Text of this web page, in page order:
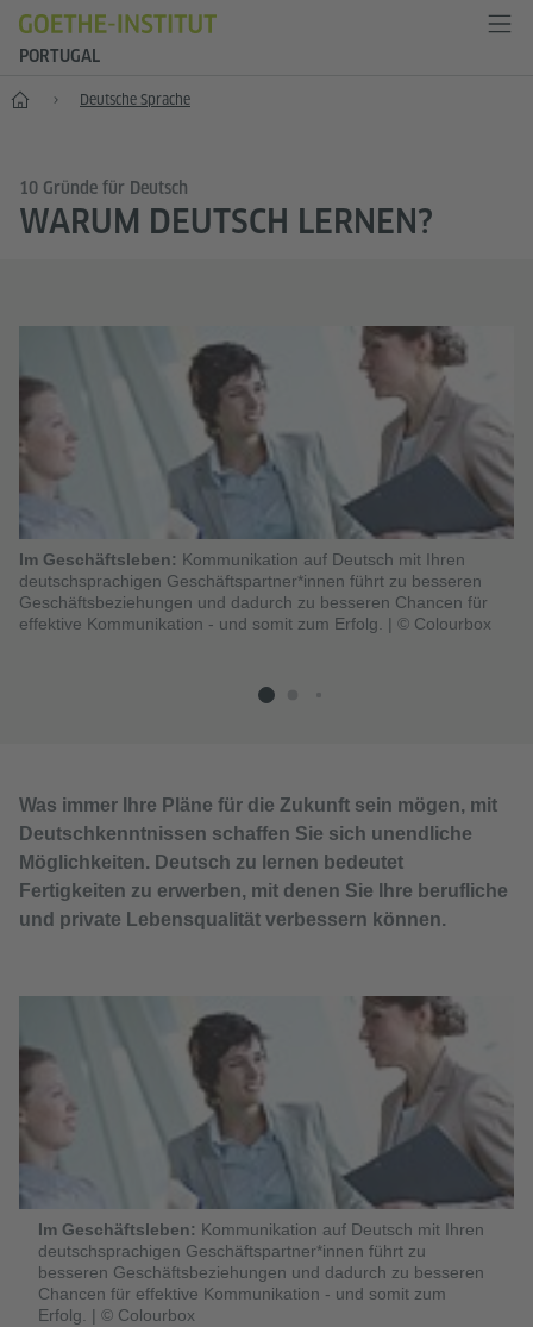
PORTUGAL
Start Deutsche Sprache
10 Gründe für Deutsch
WARUM DEUTSCH LERNEN?
Im Geschäftsleben: Kommunikation auf Deutsch mit Ihren
deutschsprachigen Geschäftspartner*innen führt zu besseren
Geschäftsbeziehungen und dadurch zu besseren Chancen für
effektive Kommunikation - und somit zum Erfolg. | © Colourbox
Was immer Ihre Pläne für die Zukunft sein mögen, mit
Deutschkenntnissen schaffen Sie sich unendliche
Möglichkeiten. Deutsch zu lernen bedeutet
Fertigkeiten zu erwerben, mit denen Sie Ihre berufliche
und private Lebensqualität verbessern können.
Im Geschäftsleben: Kommunikation auf Deutsch mit Ihren
deutschsprachigen Geschäftspartner*innen führt zu
besseren Geschäftsbeziehungen und dadurch zu besseren
Chancen für effektive Kommunikation - und somit zum
Erfolg. | © Colourbox